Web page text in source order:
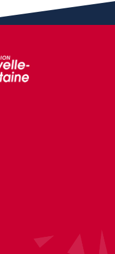
Facebook
page
notre page